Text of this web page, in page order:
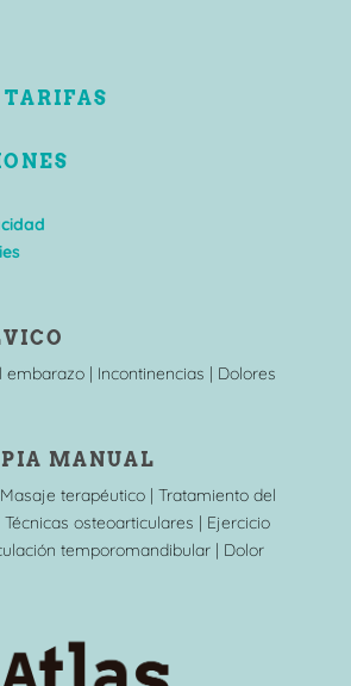
TARIFAS
embarazo | Incontinencias | Dolores
MANUAL
terapéutico | Tratamiento del
osteoarticulares | Ejercicio
temporomandibular | Dolor